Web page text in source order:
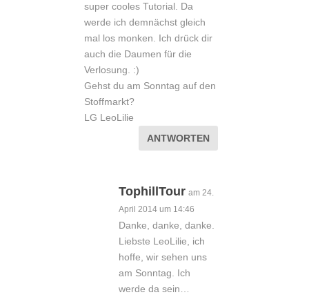
super cooles Tutorial. Da
werde ich demnächst gleich
mal los monken. Ich drück dir
auch die Daumen für die
Verlosung. :)
Gehst du am Sonntag auf den
Stoffmarkt?
LG LeoLilie
ANTWORTEN
TophillTour am 24.
April 2014 um 14:46
Danke, danke, danke.
Liebste LeoLilie, ich
hoffe, wir sehen uns
am Sonntag. Ich
werde da sein…